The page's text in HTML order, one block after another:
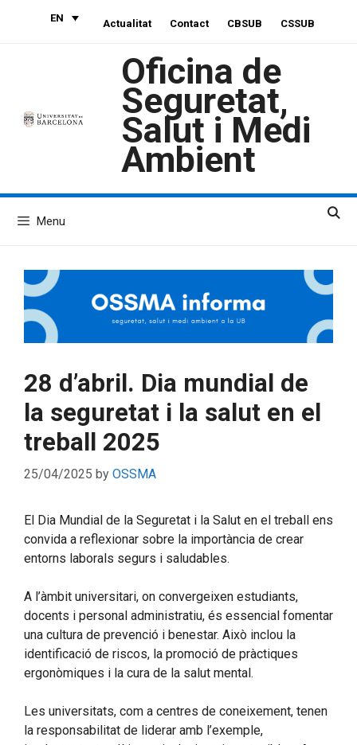
EN Actualitat Contact CBSUB CSSUB
Oficina de
Seguretat,
Salut i Medi
Ambient
Menu
28 d’abril. Dia mundial de
la seguretat i la salut en el
treball 2025
25/04/2025 by OSSMA
El Dia Mundial de la Seguretat i la Salut en el treball ens
convida a reflexionar sobre la importància de crear
entorns laborals segurs i saludables.
A l’àmbit universitari, on convergeixen estudiants,
docents i personal administratiu, és essencial fomentar
una cultura de prevenció i benestar. Això inclou la
identificació de riscos, la promoció de pràctiques
ergonòmiques i la cura de la salut mental.
Les universitats, com a centres de coneixement, tenen
la responsabilitat de liderar amb l’exemple,